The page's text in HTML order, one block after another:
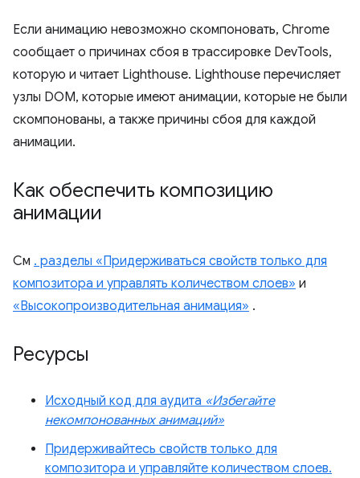
Если анимацию невозможно скомпоновать, Chrome
сообщает о причинах сбоя в трассировке DevTools,
которую и читает Lighthouse. Lighthouse перечисляет
узлы DOM, которые имеют анимации, которые не были
скомпонованы, а также причины сбоя для каждой
анимации.
Как обеспечить композицию
анимации
См . разделы «Придерживаться свойств только для
композитора и управлять количеством слоев» и
«Высокопроизводительная анимация» .
Ресурсы
Исходный код для аудита «Избегайте
некомпонованных анимаций»
Придерживайтесь свойств только для
композитора и управляйте количеством слоев.